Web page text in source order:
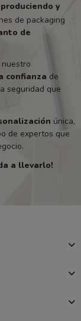
produciendo y
de packaging
de
confianza de
seguridad que
única,
de expertos que
a llevarlo!